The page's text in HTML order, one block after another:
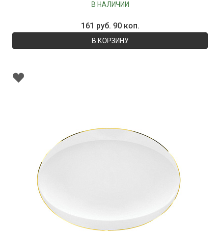
В НАЛИЧИИ
161 руб. 90 коп.
В КОРЗИНУ